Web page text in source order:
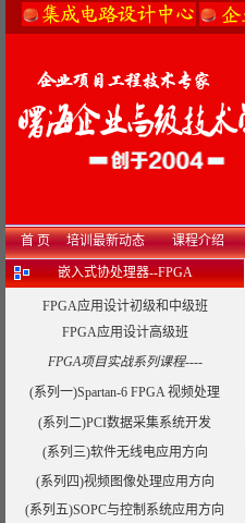
首 页 培训最新动态 课程介绍
嵌入式协处理器--FPGA
FPGA应用设计初级和中级班
FPGA应用设计高级班
FPGA项目实战系列课程----
(系列一)Spartan-6 FPGA 视频处理
(系列二)PCI数据采集系统开发
(系列三)软件无线电应用方向
(系列四)视频图像处理应用方向
(系列五)SOPC与控制系统应用方向